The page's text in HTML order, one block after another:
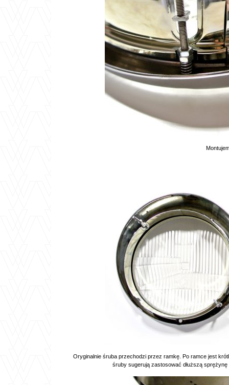
Oryginalnie śruba przechodzi przez ramkę. Po ramce jest
śruby sugerują zastosować dłuższą